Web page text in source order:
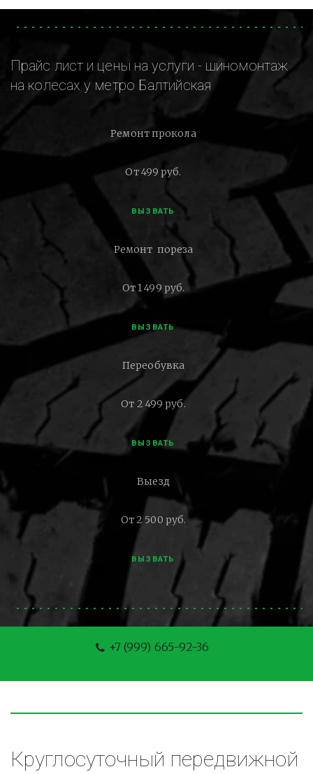
Прайс лист и цены на услуги - шиномонтаж
на колесах у метро Балтийская
Ремонт прокола
От 499 руб.
ВЫЗВАТЬ
Ремонт пореза
От 1 499 руб.
ВЫЗВАТЬ
Переобувка
От 2 499 руб.
ВЫЗВАТЬ
Выезд
От 2 500 руб.
ВЫЗВАТЬ
+7 (999) 665-92-36
Круглосуточный передвижной